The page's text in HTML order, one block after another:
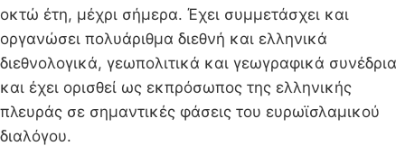
οκτώ έτη, μέχρι σήμερα. Έχει συμμετάσχει και
οργανώσει πολυάριθμα διεθνή και ελληνικά
διεθνολογικά, γεωπολιτικά και γεωγραφικά συνέδρια
και έχει ορισθεί ως εκπρόσωπος της ελληνικής
πλευράς σε σημαντικές φάσεις του ευρωϊσλαμικού
διαλόγου.